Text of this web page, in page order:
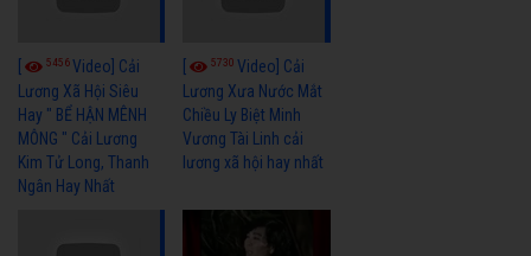
5456Video] Cải
Lương Xã Hội Siêu
Hay " BỂ HẬN MÊNH
MÔNG " Cải Lương
Kim Tử Long, Thanh
Ngân Hay Nhất
5730Video] Cải
Lương Xưa Nước Mắt
Chiều Ly Biệt Minh
Vương Tài Linh cải
lương xã hội hay nhất